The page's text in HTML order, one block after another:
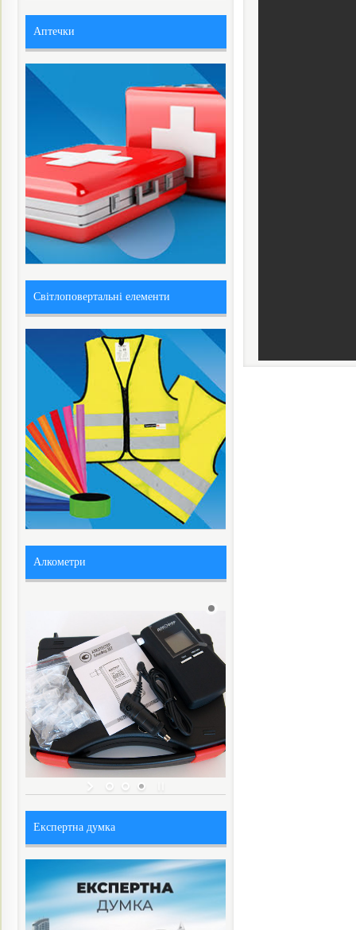
Аптечки
Світлоповертальні елементи
Алкометри
Експертна думка